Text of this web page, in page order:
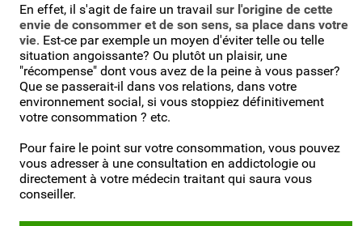
En effet, il s'agit de faire un travail sur l'origine de cette
envie de consommer et de son sens, sa place dans votre
vie. Est-ce par exemple un moyen d'éviter telle ou telle
situation angoissante? Ou plutôt un plaisir, une
"récompense" dont vous avez de la peine à vous passer?
Que se passerait-il dans vos relations, dans votre
environnement social, si vous stoppiez définitivement
votre consommation ? etc.
Pour faire le point sur votre consommation, vous pouvez
vous adresser à une consultation en addictologie ou
directement à votre médecin traitant qui saura vous
conseiller.